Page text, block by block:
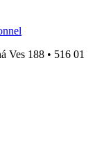
188 • 516 01